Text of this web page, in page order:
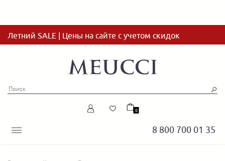
Летний SALE | Цены на сайте с учетом скидок
8 800 700 01 35
0